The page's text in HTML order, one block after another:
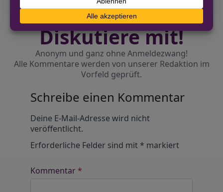
Diskutiere mit!
Anonym und ganz ohne Anmeldezwang!
Alle Kommentare werden von unserer Redaktion im
Vorfeld geprüft.
Schreibe einen Kommentar
Deine E-Mail-Adresse wird nicht
veröffentlicht.
Erforderliche Felder sind mit * markiert
Kommentar*